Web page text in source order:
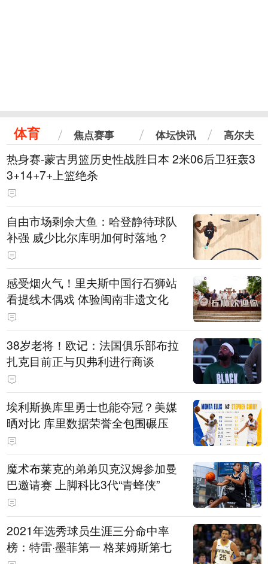
体育 焦点赛事 体坛快讯 高尔夫
热身赛-蒙古男篮历史性战胜日本 2米06后卫狂轰3
3+14+7+上篮绝杀
自由市场剩余大鱼：哈登静待球队
补强 威少比尔库明加何时落地？
感受烟火气！里夫斯中国行石狮站
看提线木偶戏 体验闽南非遗文化
38岁老将！欧记：法国俱乐部布拉
扎克目前正与贝弗利进行商谈
埃利斯换库里勇士也能夺冠？美媒
晒对比 库里数据荣誉全包围碾压
魔术布莱克的弟弟贝克汉姆参加曼
巴邀请赛 上脚科比3代“青蜂侠”
2021年选秀球员生涯三分命中率
榜：特雷·墨菲第一 格莱姆斯第七